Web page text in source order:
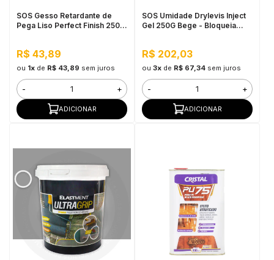
SOS Gesso Retardante de
Pega Liso Perfect Finish 250
R$ 43,89
ou 1xde R$ 43,89 sem juros
- +
ADICIONAR
SOS Umidade Drylevis Inject
Gel 250G Bege - Bloqueia
R$ 202,03
ou 3xde R$ 67,34 sem juros
- +
ADICIONAR